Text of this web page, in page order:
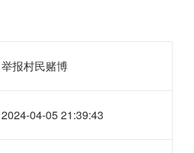
互动交流
举报村民赌博
2024-04-05 21:39:43